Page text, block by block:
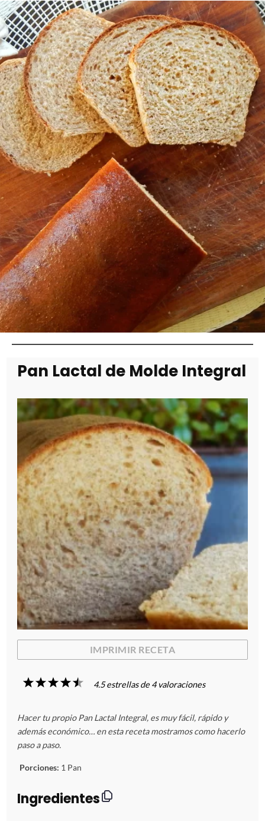
Pan Lactal de Molde Integral
IMPRIMIR RECETA
5
s
4
s
3
s
2
s
1
s
e
4.5estrellas de 4valoraciones
Hacer tu propio Pan Lactal Integral, es muy fácil, rápido y
además económico… en esta receta mostramos como hacerlo
paso a paso.
Porciones: 1 Pan
Ingredientes